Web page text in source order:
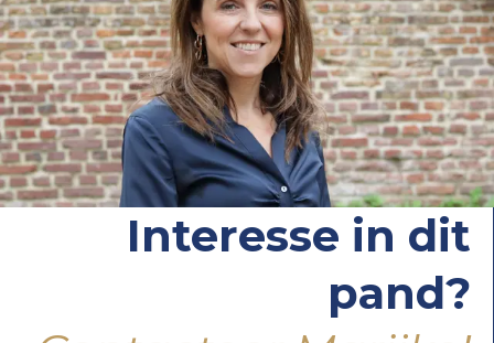
Interesse in dit
pand?